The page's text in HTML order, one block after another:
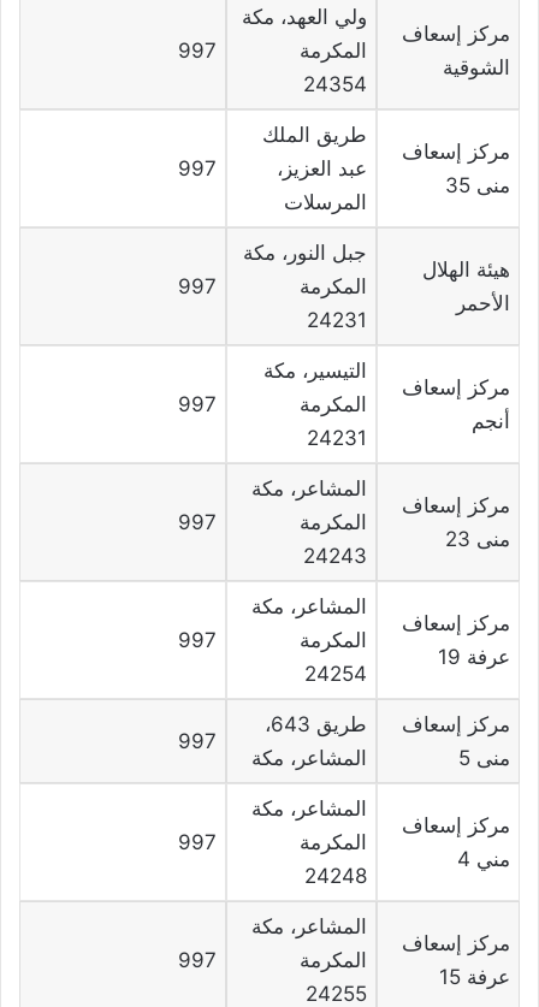
مركز إسعاف
الشوقية
ولي العهد، مكة
المكرمة
24354
997
مركز إسعاف
منى 35
طريق الملك
عبد العزيز،
المرسلات
997
هيئة الهلال
الأحمر
جبل النور، مكة
المكرمة
24231
997
مركز إسعاف
أنجم
التيسير، مكة
المكرمة
24231
997
مركز إسعاف
منى 23
المشاعر، مكة
المكرمة
24243
997
مركز إسعاف
عرفة 19
المشاعر، مكة
المكرمة
24254
997
مركز إسعاف
منى 5
طريق 643،
المشاعر، مكة
997
مركز إسعاف
مني 4
المشاعر، مكة
المكرمة
24248
997
مركز إسعاف
عرفة 15
المشاعر، مكة
المكرمة
24255
997